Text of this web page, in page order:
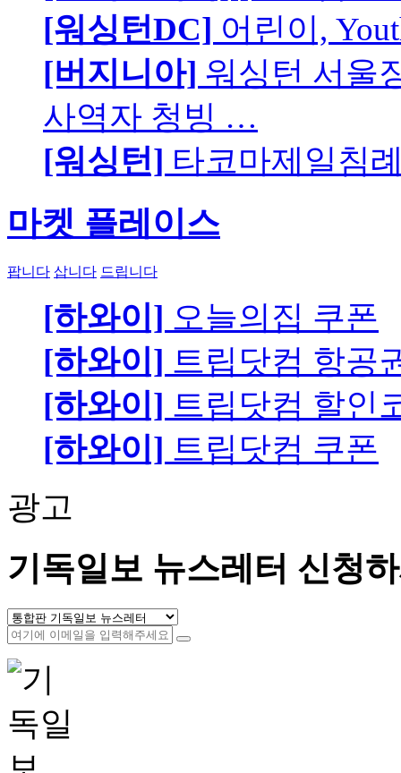
[워싱턴DC] 어린이,
[버지니아] 워싱턴 서울
사역자 청빙 …
[워싱턴] 타코마제일침
마켓 플레이스
팝니다 삽니다 드립니다
[하와이] 오늘의집 쿠폰
[하와이] 트립닷컴 항공
[하와이] 트립닷컴 할인
[하와이] 트립닷컴 쿠폰
광고
기독일보 뉴스레터 신청